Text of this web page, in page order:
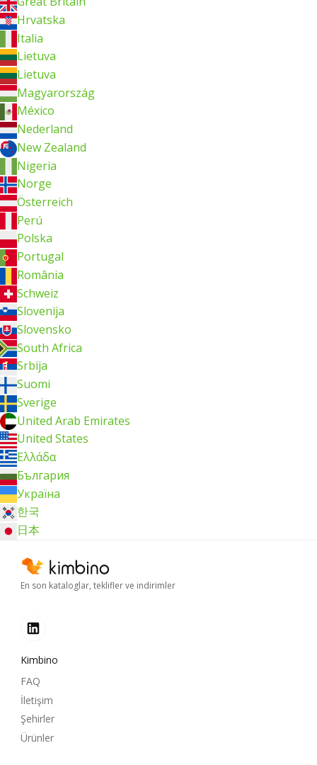
Hrvatska
Italia
Lietuva
Lietuva
Magyarország
México
Nederland
New Zealand
Nigeria
Norge
Österreich
Perú
Polska
Portugal
România
Schweiz
Slovenija
Slovensko
South Africa
Srbija
Suomi
Sverige
United Arab Emirates
United States
Ελλάδα
България
Україна
한국
日本
En son kataloglar, teklifler ve indirimler
Kimbino
FAQ
İletişim
Şehirler
Ürünler